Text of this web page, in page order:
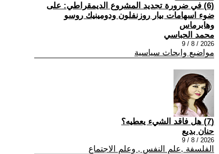
(6) في ضرورة تجديد المشروع الديمقراطي: على
ضوء اسهامات بيار روزنفلون ودومينيك روسو
وهابرماس
محمد الحباسي
2026 / 8 / 9
مواضيع وابحاث سياسية
(7) هل فاقد الشيء يعطيه؟
حنان بديع
2026 / 8 / 9
الفلسفة ,علم النفس , وعلم الاجتماع